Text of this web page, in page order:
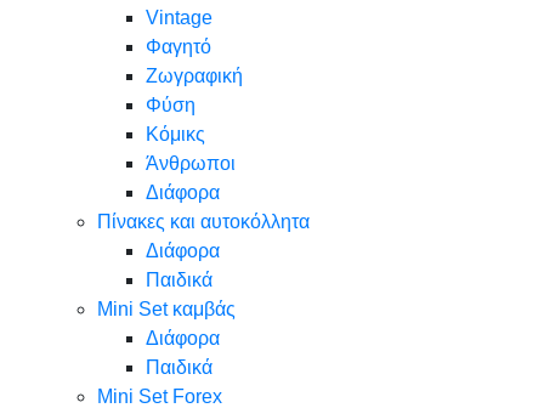
Vintage
Φαγητό
Ζωγραφική
Φύση
Κόμικς
Άνθρωποι
Διάφορα
Πίνακες και αυτοκόλλητα
Διάφορα
Παιδικά
Mini Set καμβάς
Διάφορα
Παιδικά
Mini Set Forex